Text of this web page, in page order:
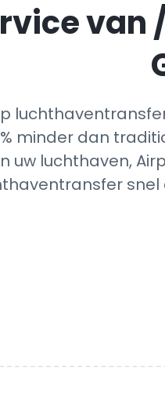
van
minder dan
uw luchthaven,